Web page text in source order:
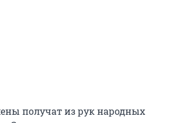
получат из рук народных